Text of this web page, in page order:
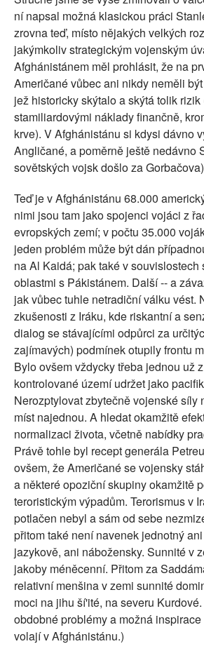
ní napsal možná klasickou práci
zrovna teď, místo nějakých velkých
jakýmkoliv strategickým vojenským
Afghánistánem měl prohlásit, že na
Američané vůbec ani nikdy neměli
jež historicky skýtalo a skýtá tolik
stamiliardovými náklady finančně,
krve). V Afghánistánu si kdysi dávno
Angličané, a poměrně ještě nedávno
sovětských vojsk došlo za
Teď je v Afghánistánu 68.000
nimi jsou tam jako spojenci vojáci z
evropských zemí; v počtu 35.000
jeden problém může být dán
na Al Kaidá; pak také v souvislostech
oblastmi s Pákistánem. Další -- a
jak vůbec tuhle netradiční válku vést.
zkušenosti z Iráku, kde riskantní a
dialog se stávajícími odpůrci za
zajímavých) podmínek otupily frontu
Bylo ovšem vždycky třeba jednou už
kontrolované území udržet jako
Nerozptylovat zbytečně vojenské síly
míst najednou. A hledat okamžitě
normalizaci života, včetně nabídky
Právě tohle byl recept generála
ovšem, že Američané se vojensky
a některé opoziční skupiny okamžitě
teroristickým výpadům. Terorismus v
potlačen nebyl a sám od sebe
přitom také není navenek jednotný
jazykově, ani nábožensky. Sunnité v
jakoby méněcenní. Přitom za
relativní menšina v zemi sunnité
moci na jihu ší'ité, na severu
obdobné problémy a možná
volají v Afghánistánu.)